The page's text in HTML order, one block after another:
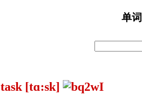
单
task [tɑ:sk]